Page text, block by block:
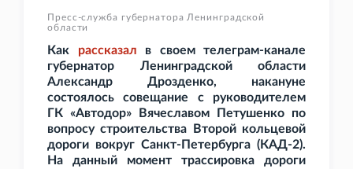
Пресс-служба губернатора Ленинградской
области
Как рассказал в своем телеграм-канале
губернатор Ленинградской области
Александр Дрозденко, накануне
состоялось совещание с руководителем
ГК «Автодор» Вячеславом Петушенко по
вопросу строительства Второй кольцевой
дороги вокруг Санкт-Петербурга (КАД-2).
На данный момент трассировка дороги